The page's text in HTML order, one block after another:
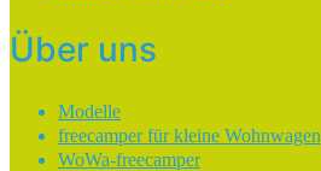
Über uns
Modelle
freecamper für kleine Wohnwagen
WoWa-freecamper